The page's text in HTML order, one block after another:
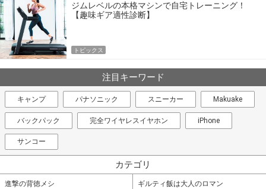
ジムレベルの本格マシンで自宅トレーニング！
【趣味ギア適性診断】
トピックス
注目キーワード
キャンプ パナソニック スニーカー Makuake
バックパック 完全ワイヤレスイヤホン iPhone
サンコー
カテゴリ
進撃の背徳メシ ギルティ飯は大人のロマン